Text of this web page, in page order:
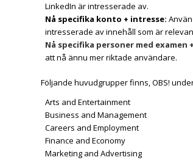
LinkedIn är intresserade av.
Nå specifika konto + intresse:
intresserade av innehåll som är
Nå specifika personer med examen
att nå ännu mer riktade användare.
Följande huvudgrupper finns, OBS!
Arts and Entertainment
Business and Management
Careers and Employment
Finance and Economy
Marketing and Advertising